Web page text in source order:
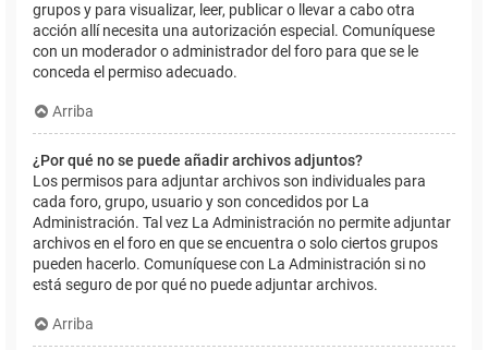
grupos y para visualizar, leer, publicar o llevar a cabo otra
acción allí necesita una autorización especial. Comuníquese
con un moderador o administrador del foro para que se le
conceda el permiso adecuado.
Arriba
¿Por qué no se puede añadir archivos adjuntos?
Los permisos para adjuntar archivos son individuales para
cada foro, grupo, usuario y son concedidos por La
Administración. Tal vez La Administración no permite adjuntar
archivos en el foro en que se encuentra o solo ciertos grupos
pueden hacerlo. Comuníquese con La Administración si no
está seguro de por qué no puede adjuntar archivos.
Arriba